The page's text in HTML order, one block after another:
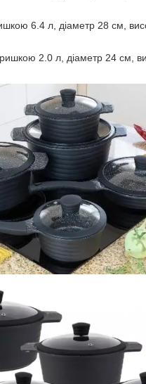
6.4 л, діаметр 28 см,
2.0 л, діаметр 24 см,